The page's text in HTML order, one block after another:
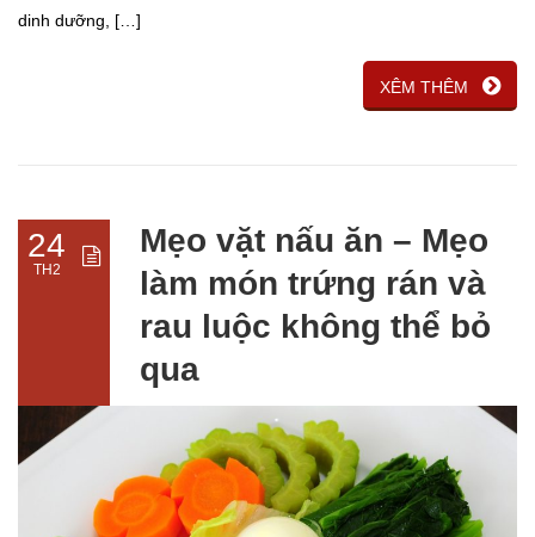
dinh dưỡng, […]
XÊM THÊM
24
TH2
Mẹo vặt nấu ăn – Mẹo
làm món trứng rán và
rau luộc không thể bỏ
qua